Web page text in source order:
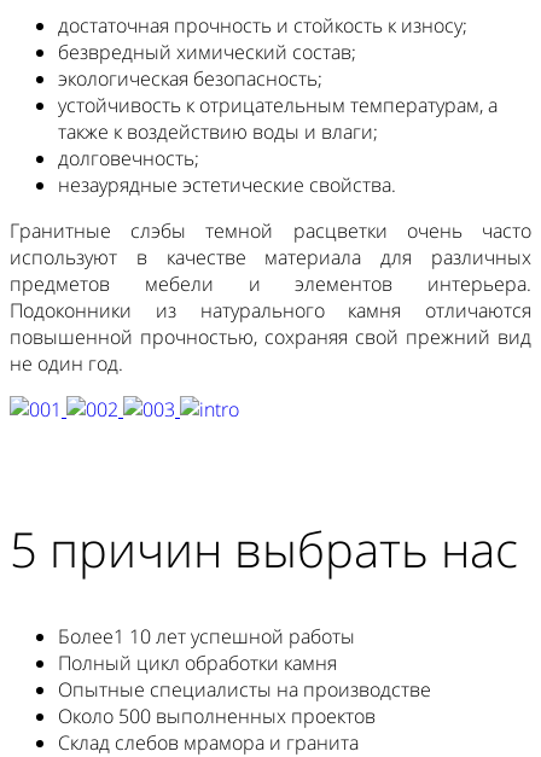
достаточная прочность и стойкость к износу;
безвредный химический состав;
экологическая безопасность;
устойчивость к отрицательным температурам, а
также к воздействию воды и влаги;
долговечность;
незаурядные эстетические свойства.
Гранитные слэбы темной расцветки очень часто
используют в качестве материала для различных
предметов мебели и элементов интерьера.
Подоконники из натурального камня отличаются
повышенной прочностью, сохраняя свой прежний вид
не один год.
5 причин выбрать нас
Более1 10 лет успешной работы
Полный цикл обработки камня
Опытные специалисты на производстве
Около 500 выполненных проектов
Склад слебов мрамора и гранита